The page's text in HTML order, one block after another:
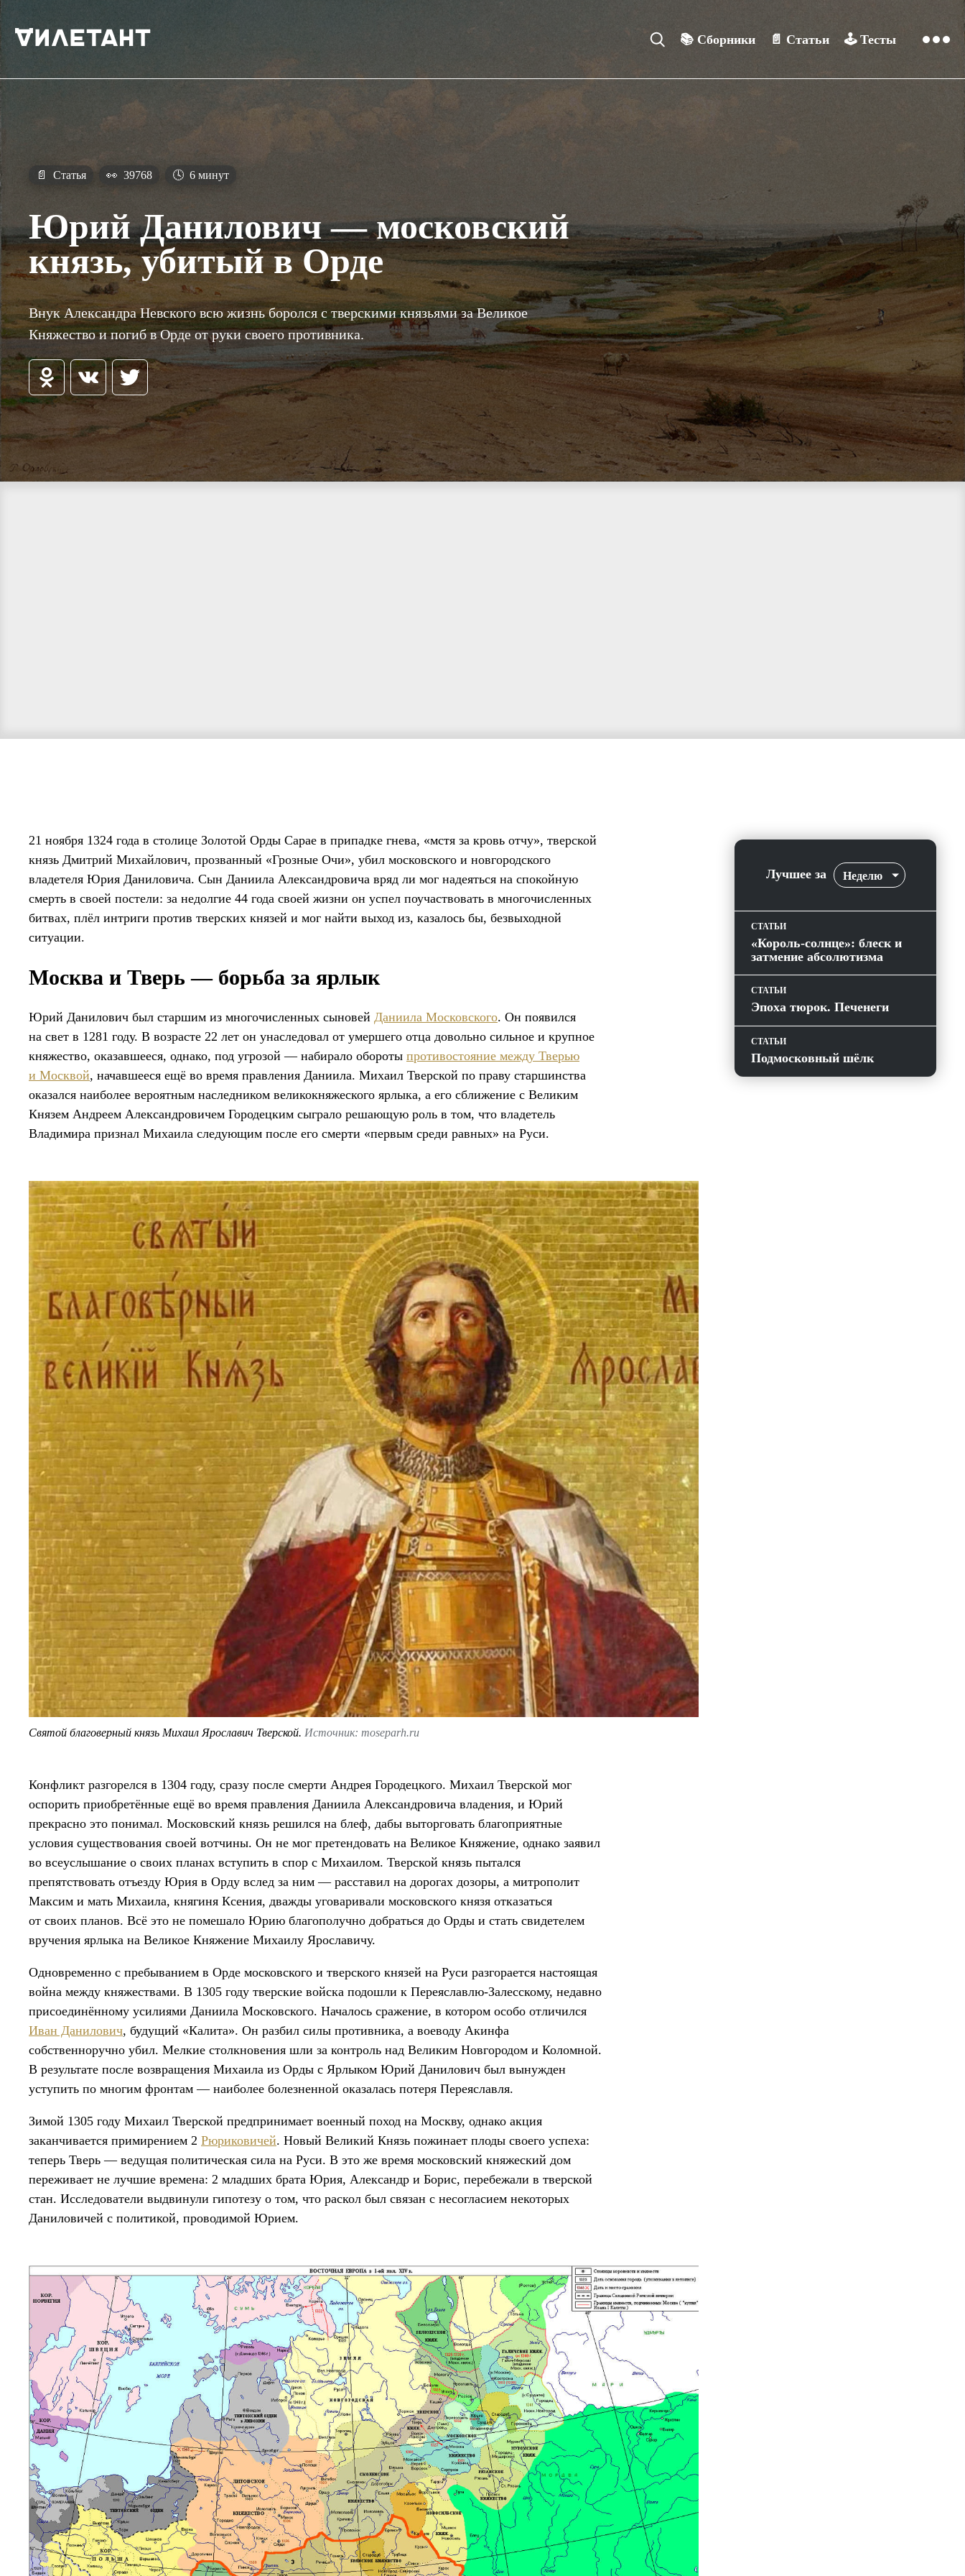
📚 Сборники 📄 Статьи 🕹️ Тесты
📄 Статья 👀 39768 🕓 6 минут
Юрий Данилович — московский
князь, убитый в Орде
Внук Александра Невского всю жизнь боролся с тверскими князьями за Великое
Княжество и погиб в Орде от руки своего противника.
21 ноября 1324 года в столице Золотой Орды Сарае в припадке гнева, «мстя за кровь отчу», тверской
князь Дмитрий Михайлович, прозванный «Грозные Очи», убил московского и новгородского
владетеля Юрия Даниловича. Сын Даниила Александровича вряд ли мог надеяться на спокойную
смерть в своей постели: за недолгие 44 года своей жизни он успел поучаствовать в многочисленных
битвах, плёл интриги против тверских князей и мог найти выход из, казалось бы, безвыходной
ситуации.
Москва и Тверь — борьба за ярлык
Юрий Данилович был старшим из многочисленных сыновей Даниила Московского. Он появился
на свет в 1281 году. В возрасте 22 лет он унаследовал от умершего отца довольно сильное и крупное
княжество, оказавшееся, однако, под угрозой — набирало обороты противостояние между Тверью
и Москвой, начавшееся ещё во время правления Даниила. Михаил Тверской по праву старшинства
оказался наиболее вероятным наследником великокняжеского ярлыка, а его сближение с Великим
Князем Андреем Александровичем Городецким сыграло решающую роль в том, что владетель
Владимира признал Михаила следующим после его смерти «первым среди равных» на Руси.
Святой благоверный князь Михаил Ярославич Тверской. Источник: moseparh.ru
Конфликт разгорелся в 1304 году, сразу после смерти Андрея Городецкого. Михаил Тверской мог
оспорить приобретённые ещё во время правления Даниила Александровича владения, и Юрий
прекрасно это понимал. Московский князь решился на блеф, дабы выторговать благоприятные
условия существования своей вотчины. Он не мог претендовать на Великое Княжение, однако заявил
во всеуслышание о своих планах вступить в спор с Михаилом. Тверской князь пытался
препятствовать отъезду Юрия в Орду вслед за ним — расставил на дорогах дозоры, а митрополит
Максим и мать Михаила, княгиня Ксения, дважды уговаривали московского князя отказаться
от своих планов. Всё это не помешало Юрию благополучно добраться до Орды и стать свидетелем
вручения ярлыка на Великое Княжение Михаилу Ярославичу.
Одновременно с пребыванием в Орде московского и тверского князей на Руси разгорается настоящая
война между княжествами. В 1305 году тверские войска подошли к Переяславлю-Залесскому, недавно
присоединённому усилиями Даниила Московского. Началось сражение, в котором особо отличился
Иван Данилович, будущий «Калита». Он разбил силы противника, а воеводу Акинфа
собственноручно убил. Мелкие столкновения шли за контроль над Великим Новгородом и Коломной.
В результате после возвращения Михаила из Орды с Ярлыком Юрий Данилович был вынужден
уступить по многим фронтам — наиболее болезненной оказалась потеря Переяславля.
Зимой 1305 году Михаил Тверской предпринимает военный поход на Москву, однако акция
заканчивается примирением 2 Рюриковичей. Новый Великий Князь пожинает плоды своего успеха:
теперь Тверь — ведущая политическая сила на Руси. В это же время московский княжеский дом
переживает не лучшие времена: 2 младших брата Юрия, Александр и Борис, перебежали в тверской
стан. Исследователи выдвинули гипотезу о том, что раскол был связан с несогласием некоторых
Даниловичей с политикой, проводимой Юрием.
Лучшее за Неделю
СТАТЬИ
«Король-солнце»: блеск и
затмение абсолютизма
СТАТЬИ
Эпоха тюрок. Печенеги
СТАТЬИ
Подмосковный шёлк